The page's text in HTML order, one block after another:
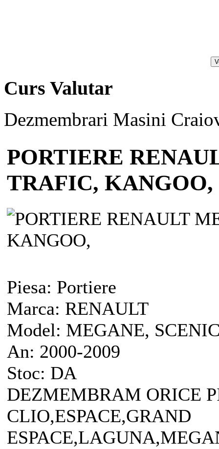
Curs Valutar
Dezmembrari Masini
PORTIERE
TRAFIC, KANGOO,
Piesa: Portiere
Marca: RENAULT
Model: MEGANE,
An: 2000-2009
Stoc: DA
DEZMEMBRAM ORICE
CLIO,ESPACE,GRAND